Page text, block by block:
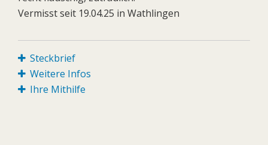
Vermisst seit 19.04.25 in Wathlingen
Steckbrief
Weitere Infos
Ihre Mithilfe